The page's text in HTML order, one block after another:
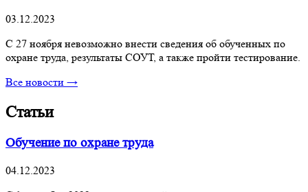
03.12.2023
С 27 ноября невозможно внести сведения об обученных по
охране труда, результаты СОУТ, а также пройти тестирование.
Все новости →
Статьи
Обучение по охране труда
04.12.2023